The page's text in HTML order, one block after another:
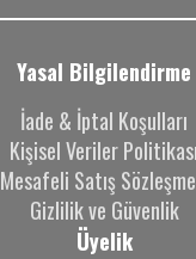
Yasal Bilgilendirme
İade & İptal Koşulları
Kişisel Veriler Politikası
Mesafeli Satış
Gizlilik ve Güvenlik
Üyelik